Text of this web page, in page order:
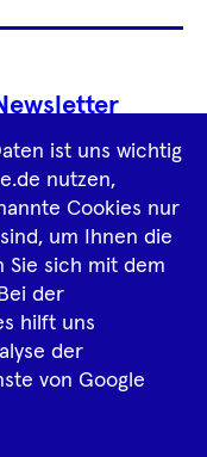
AGB
YouTube
ist uns wichtig
nutzen,
Cookies nur
um Ihnen die
Sie sich mit dem
der
hilft uns
der
von Google